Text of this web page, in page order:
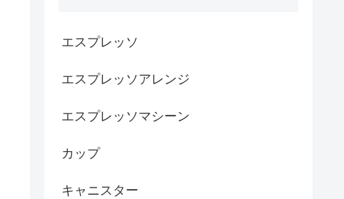
エスプレッソ
エスプレッソアレンジ
エスプレッソマシーン
カップ
キャニスター